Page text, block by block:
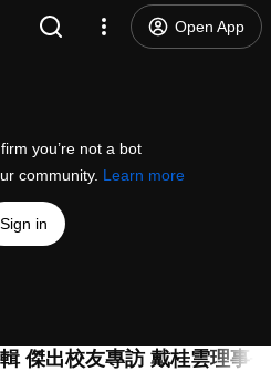
Open App
you’re not a bot
community. Learn more
Sign in
傑出校友專訪 戴桂雲理事長